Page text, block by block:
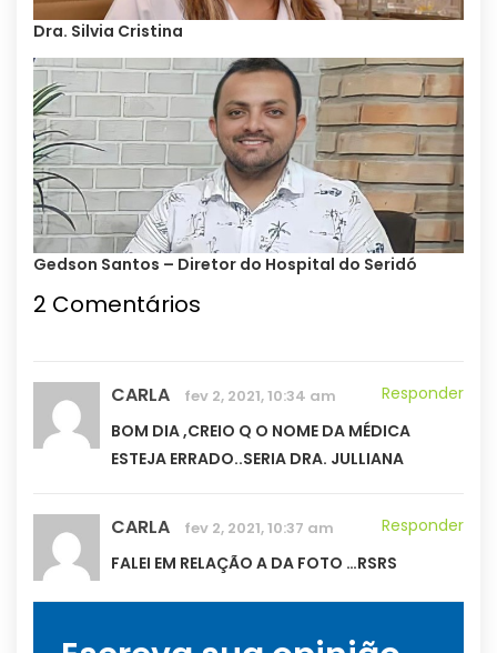
Dra. Silvia Cristina
Gedson Santos – Diretor do Hospital do Seridó
2 Comentários
CARLA fev 2, 2021, 10:34 am
Responder
BOM DIA ,CREIO Q O NOME DA MÉDICA
ESTEJA ERRADO..SERIA DRA. JULLIANA
CARLA fev 2, 2021, 10:37 am
Responder
FALEI EM RELAÇÃO A DA FOTO …RSRS